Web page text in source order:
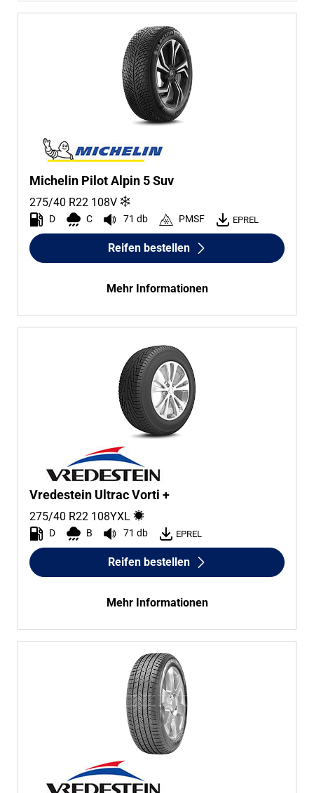
Michelin Pilot Alpin 5 Suv
275/40 R22 108V
D C 71 db PMSF EPREL
Reifen bestellen
Mehr Informationen
Vredestein Ultrac Vorti +
275/40 R22 108YXL
D B 71 db EPREL
Reifen bestellen
Mehr Informationen